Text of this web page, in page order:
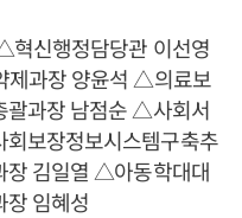
신행정담당관 이선영
과장 양윤석 △의료보
과장 남점순 △사회서
보장정보시스템구축추
김일열 △아동학대대
임혜성